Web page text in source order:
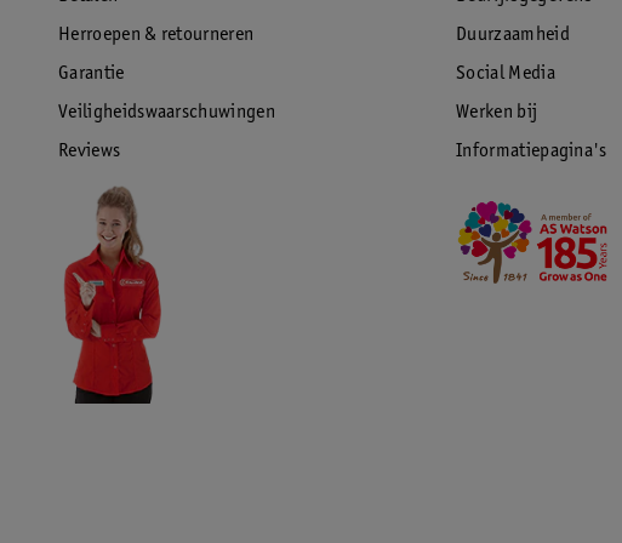
Herroepen & retourneren
Garantie
Veiligheidswaarschuwingen
Reviews
Duurzaamheid
Social Media
Werken bij
Informatiepagina's